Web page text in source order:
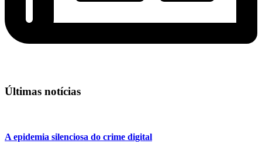
Últimas notícias
A epidemia silenciosa do crime digital